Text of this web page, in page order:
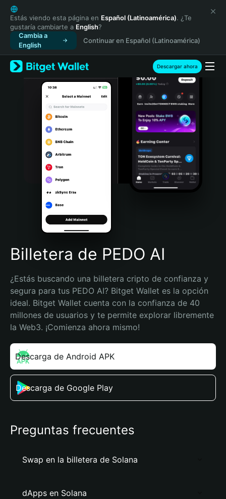
English
日本語
Tiếng Việt
Русский
Español (Latinoamérica)
Türkçe
Italiano
Português (Portugal)
Bahasa Indonesia
Português (Brasil)
Español (Argentina)
Estás viendo esta página en Español (Latinoamérica). ¿Te
gustaría cambiarte a English?
Cambia a
English
Continuar en Español (Latinoamérica)
Descargar ahora
Billetera de PEDO AI
¿Estás buscando una billetera cripto de confianza y
segura para tus PEDO AI? Bitget Wallet es la opción
ideal. Bitget Wallet cuenta con la confianza de 40
millones de usuarios y te permite explorar libremente
la Web3. ¡Comienza ahora mismo!
Descarga de Android APK
Descarga de Google Play
Preguntas frecuentes
Swap en la billetera de Solana
dApps en Solana